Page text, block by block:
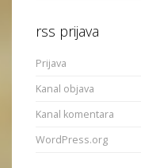
rss prijava
Prijava
Kanal objava
Kanal komentara
WordPress.org